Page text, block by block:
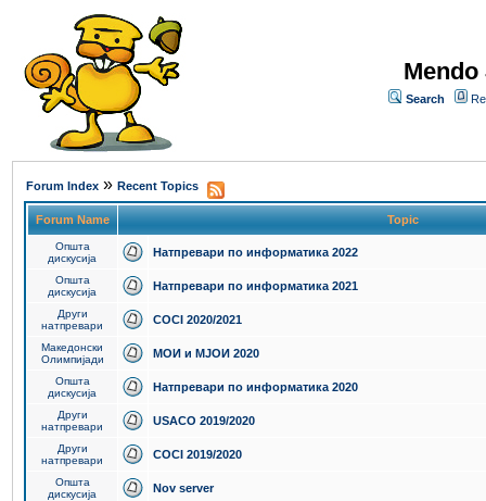
Search
Forum Index » Recent Topics
Forum Name Topic
Општа
дискусија
Натпревари по информатика 2022
Општа
дискусија
Натпревари по информатика 2021
Други
натпревари
COCI 2020/2021
Македонски
Олимпијади
МОИ и МЈОИ 2020
Општа
дискусија
Натпревари по информатика 2020
Други
натпревари
USACO 2019/2020
Други
натпревари
COCI 2019/2020
Општа
дискусија
Nov server